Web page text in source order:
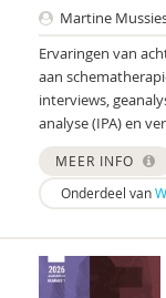
Martine
Ervaringen van
aan
interviews,
analyse (IPA) en
MEER INFO
Onderdeel van